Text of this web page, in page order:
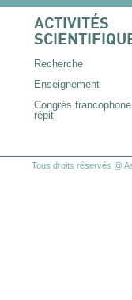
ACTIVITÉS
Recherche
Enseignement
Congrès
répit
Tous droits réservés @